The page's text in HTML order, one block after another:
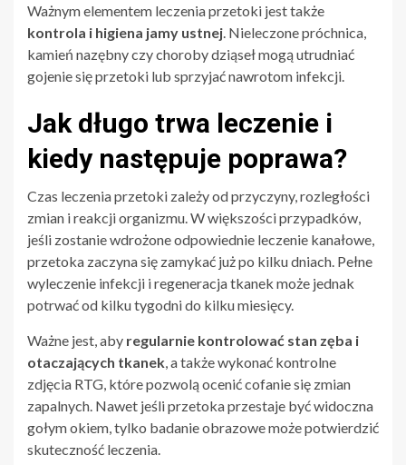
Ważnym elementem leczenia przetoki jest także
kontrola i higiena jamy ustnej. Nieleczone próchnica,
kamień nazębny czy choroby dziąseł mogą utrudniać
gojenie się przetoki lub sprzyjać nawrotom infekcji.
Jak długo trwa leczenie i
kiedy następuje poprawa?
Czas leczenia przetoki zależy od przyczyny, rozległości
zmian i reakcji organizmu. W większości przypadków,
jeśli zostanie wdrożone odpowiednie leczenie kanałowe,
przetoka zaczyna się zamykać już po kilku dniach. Pełne
wyleczenie infekcji i regeneracja tkanek może jednak
potrwać od kilku tygodni do kilku miesięcy.
Ważne jest, aby regularnie kontrolować stan zęba i
otaczających tkanek, a także wykonać kontrolne
zdjęcia RTG, które pozwolą ocenić cofanie się zmian
zapalnych. Nawet jeśli przetoka przestaje być widoczna
gołym okiem, tylko badanie obrazowe może potwierdzić
skuteczność leczenia.